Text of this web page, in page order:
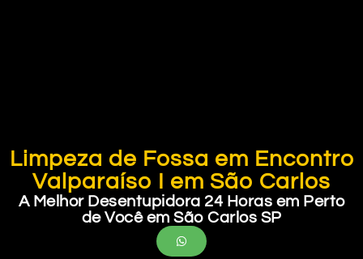
Limpeza de Fossa em Encontro
Valparaíso I em São Carlos
A Melhor Desentupidora 24 Horas em Perto
de Você em São Carlos SP